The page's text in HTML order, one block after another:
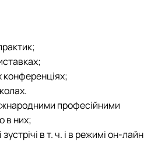
конференціях;
професійними
в них;
в т. ч. і в режимі он-лайн